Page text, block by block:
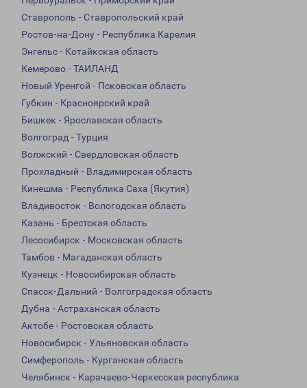
Ставрополь - Ставропольский край
Ростов-на-Дону - Республика Карелия
Энгельс - Котайкская область
Кемерово - ТАИЛАНД
Новый Уренгой - Псковская область
Губкин - Красноярский край
Бишкек - Ярославская область
Волгоград - Турция
Волжский - Свердловская область
Прохладный - Владимирская область
Кинешма - Республика Саха (Якутия)
Владивосток - Вологодская область
Казань - Брестская область
Лесосибирск - Московская область
Тамбов - Магаданская область
Кузнецк - Новосибирская область
Спасск-Дальний - Волгоградская область
Дубна - Астраханская область
Актобе - Ростовская область
Новосибирск - Ульяновская область
Симферополь - Курганская область
Челябинск - Карачаево-Черкесская республика